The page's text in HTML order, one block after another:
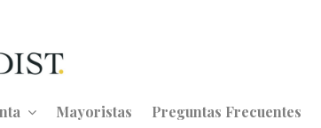
Mayoristas Preguntas Frecuentes